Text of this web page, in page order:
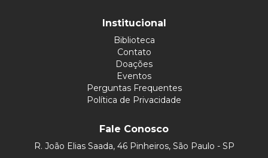
Institucional
Biblioteca
Contato
Doações
Eventos
Perguntas Frequentes
Política de Privacidade
Fale Conosco
R. João Elias Saada, 46 Pinheiros, São Paulo - SP